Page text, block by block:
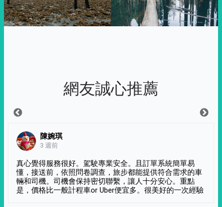
網友誠心推薦
陳婉琪
3 週前
真心覺得服務很好。駕駛專業安全。且訂單系統簡單易
懂，接送前，依照問卷調查，旅步都能提供符合需求的車
輛和司機。司機會保持密切聯繫，讓人十分安心。重點
是，價格比一般計程車or Uber便宜多。很美好的一次經驗